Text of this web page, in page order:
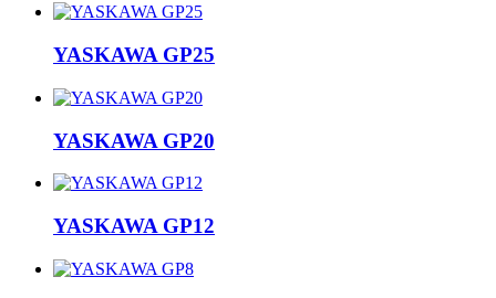
YASKAWA GP25
YASKAWA GP20
YASKAWA GP12